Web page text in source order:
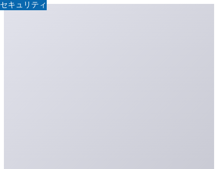
セキュリティ
セキュリティ
セキュリティ
セキュリティ
セキュリティ
セキュリティ
セキュリティ
セキュリティ
セキュリティ